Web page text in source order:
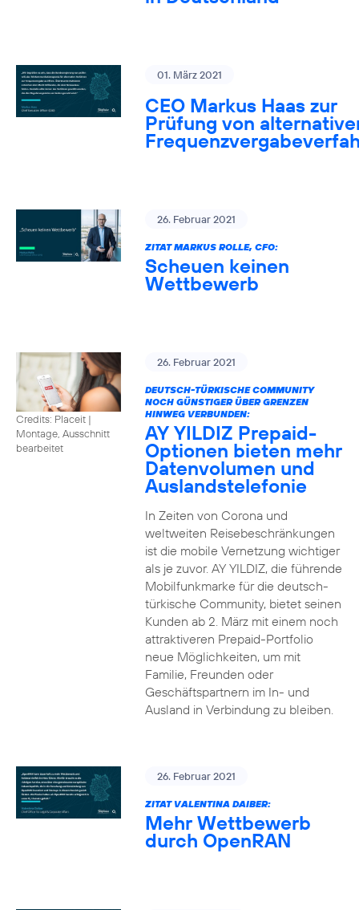
01. März 2021
CEO Markus Haas zur
Prüfung von
26. Februar 2021
ZITAT MARKUS ROLLE, CFO:
Scheuen keinen
Wettbewerb
Credits: Placeit |
Montage, Ausschnitt
bearbeitet
26. Februar 2021
DEUTSCH-TÜRKISCHE COMMUNITY
NOCH GÜNSTIGER ÜBER GRENZEN
HINWEG VERBUNDEN:
AY YILDIZ Prepaid-
Optionen bieten mehr
Datenvolumen und
Auslandstelefonie
In Zeiten von Corona und
weltweiten Reisebeschränkungen
ist die mobile Vernetzung wichtiger
als je zuvor. AY YILDIZ, die führende
Mobilfunkmarke für die deutsch-
türkische Community, bietet seinen
Kunden ab 2. März mit einem noch
attraktiveren Prepaid-Portfolio
neue Möglichkeiten, um mit
Familie, Freunden oder
Geschäftspartnern im In- und
Ausland in Verbindung zu bleiben.
26. Februar 2021
ZITAT VALENTINA DAIBER:
Mehr Wettbewerb
durch OpenRAN